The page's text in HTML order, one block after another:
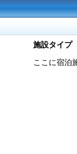
施設タイプ
ここに宿泊